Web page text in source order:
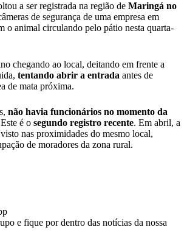
a ser registrada na região de Maringá no
de segurança de uma empresa em
o animal circulando pelo pátio nesta quarta-
chegando ao local, deitando em frente a
tentando abrir a entrada antes de
de mata próxima.
não havia funcionários no momento da
é o segundo registro recente. Em abril, a
nas proximidades do mesmo local,
de moradores da zona rural.
e fique por dentro das notícias da nossa